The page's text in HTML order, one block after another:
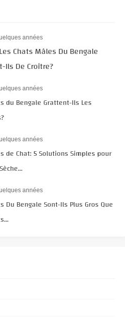
années
Chats Mâles Du Bengale
Ils De Croître?
années
du Bengale Grattent-Ils Les
années
de Chat: 5 Solutions Simples pour
années
Du Bengale Sont-Ils Plus Gros Que